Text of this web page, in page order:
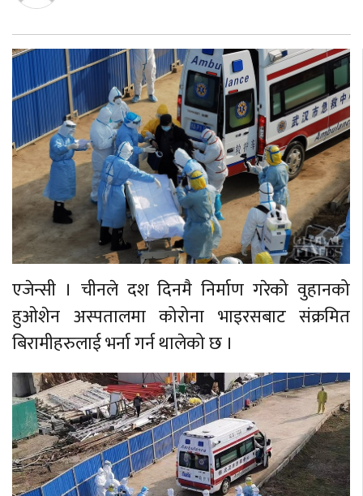
एजेन्सी । चीनले दश दिनमै निर्माण गरेको वुहानको
हुओशेन अस्पतालमा कोरोना भाइरसबाट संक्रमित
बिरामीहरुलाई भर्ना गर्न थालेको छ ।